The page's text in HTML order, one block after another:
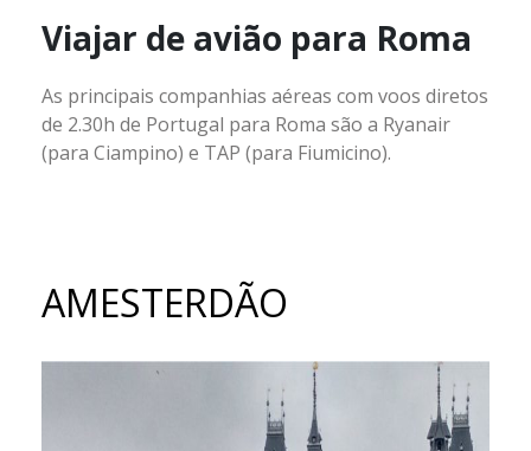
Viajar de avião para Roma
As principais companhias aéreas com voos diretos
de 2.30h de Portugal para Roma são a Ryanair
(para Ciampino) e TAP (para Fiumicino).
AMESTERDÃO